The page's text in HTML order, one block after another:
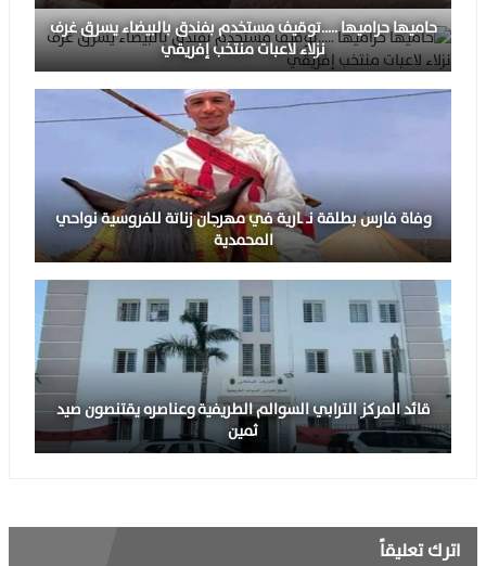
حاميها حراميها …..توقيف مستخدم بفندق بالبيضاء يسرق غرف
نزلاء لاعبات منتخب إفريقي
وفاة فارس بطلقة نـ ـارية في مهرجان زناتة للفروسية نواحي
المحمدية
قائد المركز الترابي السوالم الطريفية وعناصره يقتنصون صيد
ثمين
اترك تعليقاً